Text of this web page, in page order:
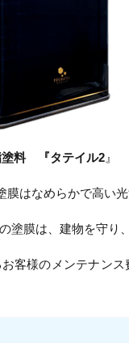
塗料 『タテイル2 』
膜はなめらかで高い
塗膜は、建物を守り
客様のメンテナン